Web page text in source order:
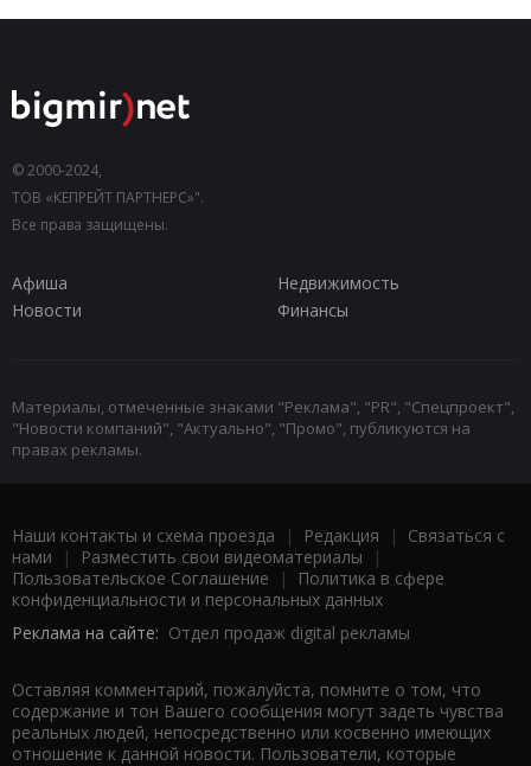
© 2000-2024,
ТОВ «КЕПРЕЙТ ПАРТНЕРС»".
Все права защищены.
Афиша
Недвижимость
Новости
Финансы
Материалы, отмеченные знаками "Реклама", "PR", "Спецпроект",
"Новости компаний", "Актуально", "Промо", публикуются на
правах рекламы.
Наши контакты и схема проезда | Редакция | Связаться с
нами | Разместить свои видеоматериалы |
Пользовательское Соглашение |
Политика в сфере
конфиденциальности и персональных данных
Реклама на сайте: Отдел продаж digital рекламы
Оставляя комментарий, пожалуйста, помните о том, что
содержание и тон Вашего сообщения могут задеть чувства
реальных людей, непосредственно или косвенно имеющих
отношение к данной новости. Пользователи, которые